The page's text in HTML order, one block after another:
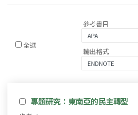
全選
參考書目
輸出格式
專題研究：東南亞的民主轉型